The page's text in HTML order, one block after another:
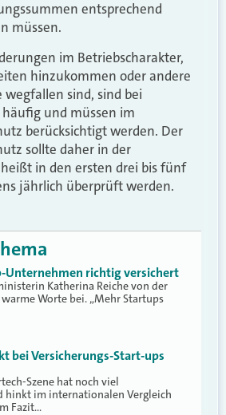
entsprechend
müssen.
im Betriebscharakter,
hinzukommen oder andere
wegfallen sind, sind bei
und müssen im
berücksichtigt werden. Der
sollte daher in der
in den ersten drei bis fünf
jährlich überprüft werden.
Unternehmen richtig versichert
Katherina Reiche von der
Worte bei. „Mehr Startups
bei Versicherungs-Start-ups
Szene hat noch viel
hinkt im internationalen Vergleich
Fazit…